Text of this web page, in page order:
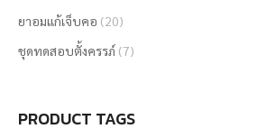
ยาอมแก้เจ็บคอ (20)
ชุดทดสอบตั้งครรภ์ (7)
PRODUCT TAGS